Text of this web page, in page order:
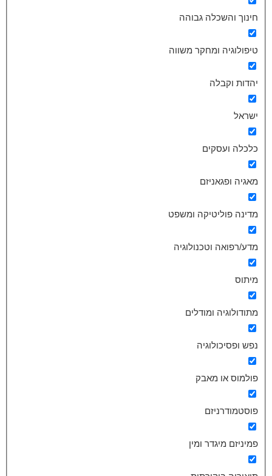
חינוך והשכלה גבוהה
טיפולוגיה ומחקר משווה
יהדות וקבלה
ישראל
כלכלה ועסקים
מאגיה ופגאניזם
מדינה פוליטיקה ומשפט
מדע/רפואה וטכנולוגיה
מיתוס
מתודולוגיה ומודלים
נפש ופסיכולוגיה
פולמוס או מאבק
פוסטמודרניזם
פמיניזם מיגדר ומין